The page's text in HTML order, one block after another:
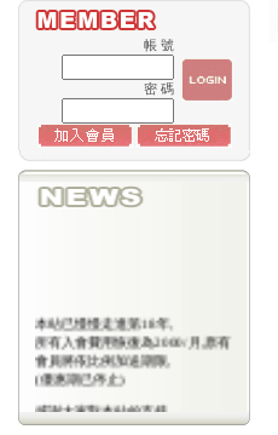
帳 號
密 碼
本站已慢慢走進第18年,
所有入會費用恢復為2000/月,原有
會員將依比例加送期限,
(優惠期已停止)
感謝大家對本站的支持
(包年優惠期已停止)